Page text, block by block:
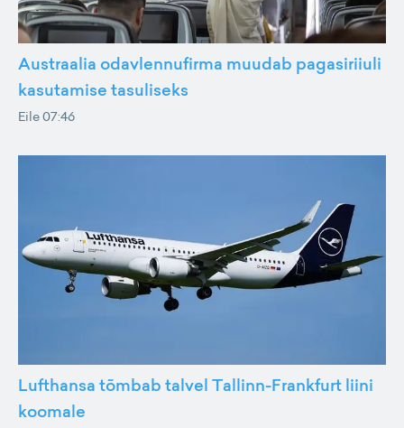
Austraalia odavlennufirma muudab pagasiriiuli
kasutamise tasuliseks
Eile 07:46
Lufthansa tõmbab talvel Tallinn-Frankfurt liini
koomale